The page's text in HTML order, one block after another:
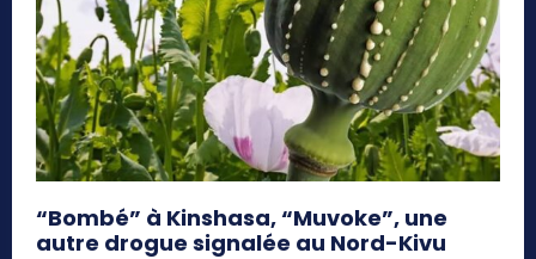
“Bombé” à Kinshasa, “Muvoke”, une
autre drogue signalée au Nord-Kivu